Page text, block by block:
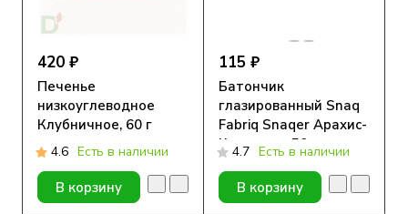
420 ₽
Печенье
низкоуглеводное
Клубничное, 60 г
4.6 Есть в наличии
В корзину
115 ₽
Батончик
глазированный Snaq
Fabriq Snaqer Арахис-
Карамель, 50 гр.
4.7 Есть в наличии
В корзину